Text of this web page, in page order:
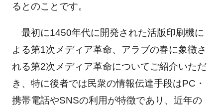
るとのことです。
最初に1450年代に開発された活版印刷機に
よる第1次メディア革命、アラブの春に象徴さ
れる第2次メディア革命についてご紹介いただ
き、特に後者では民衆の情報伝達手段はPC・
携帯電話やSNSの利用が特徴であり、近年の